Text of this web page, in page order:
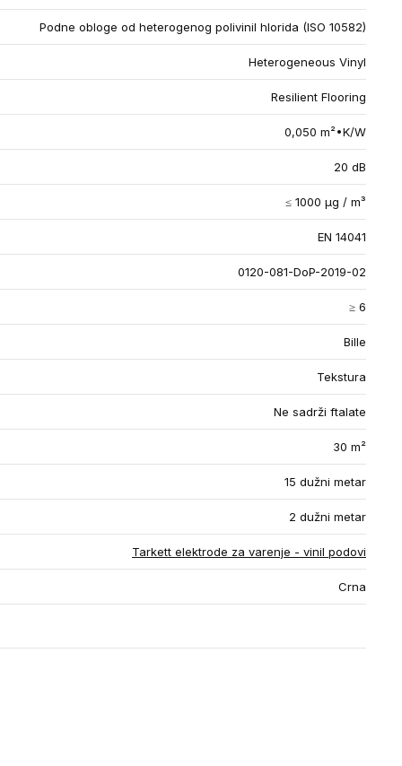
Podne obloge od heterogenog polivinil hlorida (ISO 10582)
Heterogeneous Vinyl
Resilient Flooring
0,050 m²•K/W
20 dB
≤ 1000 µg / m³
EN 14041
0120-081-DoP-2019-02
≥ 6
Bille
Tekstura
Ne sadrži ftalate
30 m²
15 dužni metar
2 dužni metar
Tarkett elektrode za varenje - vinil podovi
Crna